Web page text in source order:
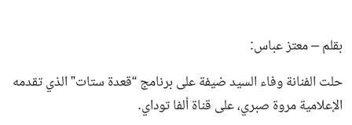
بقلم – معتز عباس:
حلت الفنانة وفاء السيد ضيفة على برنامج “قعدة ستات” الذي تقدمه
الإعلامية مروة صبري، على قناة ألفا توداي.